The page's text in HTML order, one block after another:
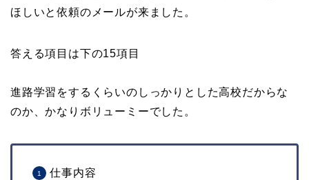
ほしいと依頼のメールが来ました。
答える項目は下の15項目
進路学習をするくらいのしっかりとした高校だからな
のか、かなりボリューミーでした。
仕事内容